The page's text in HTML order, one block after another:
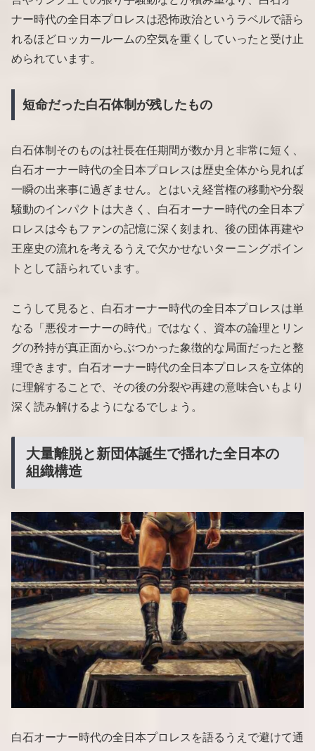
ナー時代の全日本プロレスは恐怖政治というラベルで語ら
れるほどロッカールームの空気を重くしていったと受け止
められています。
短命だった白石体制が残したもの
白石体制そのものは社長在任期間が数か月と非常に短く、
白石オーナー時代の全日本プロレスは歴史全体から見れば
一瞬の出来事に過ぎません。とはいえ経営権の移動や分裂
騒動のインパクトは大きく、白石オーナー時代の全日本プ
ロレスは今もファンの記憶に深く刻まれ、後の団体再建や
王座史の流れを考えるうえで欠かせないターニングポイン
トとして語られています。
こうして見ると、白石オーナー時代の全日本プロレスは単
なる「悪役オーナーの時代」ではなく、資本の論理とリン
グの矜持が真正面からぶつかった象徴的な局面だったと整
理できます。白石オーナー時代の全日本プロレスを立体的
に理解することで、その後の分裂や再建の意味合いもより
深く読み解けるようになるでしょう。
大量離脱と新団体誕生で揺れた全日本の
組織構造
白石オーナー時代の全日本プロレスを語るうえで避けて通